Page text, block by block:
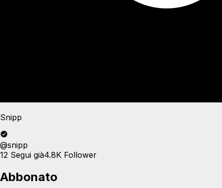
Snipp
@snipp
12 Segui già4.8K Follower
Abbonato